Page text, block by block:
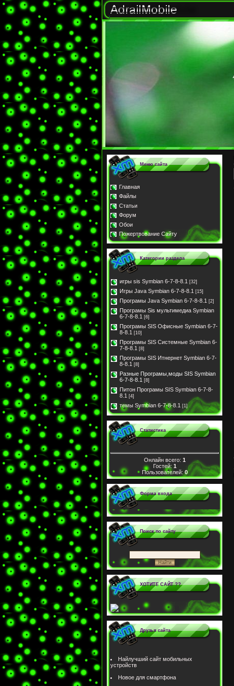
Меню сайта
Главная
Файлы
Статьи
Форум
Обои
Пожертвование Сайту
Категории раздела
игры sis Symbian 6-7-8-8.1 [32]
Игры Java Symbian 6-7-8-8.1 [15]
Програмы Java Symbian 6-7-8-8.1 [2]
Програмы Sis мультимедиа Symbian
6-7-8-8.1 [6]
Програмы SIS Офисные Symbian 6-7-
8-8.1 [10]
Програмы SIS Системные Symbian 6-
7-8-8.1 [8]
Програмы SIS Итнернет Symbian 6-7-
8-8.1 [8]
Разные Програмы,моды SIS Symbian
6-7-8-8.1 [8]
Питон Програмы SIS Symbian 6-7-8-
8.1 [4]
темы Symbian 6-7-8-8.1 [1]
Статистика
Онлайн всего: 1
Гостей: 1
Пользователей:0
Форма входа
Поиск по сайту
ХОТИТЕ САЙТ ??
Друзья сайта
Найлучший сайт мобильных
устройств
Новое для смартфона